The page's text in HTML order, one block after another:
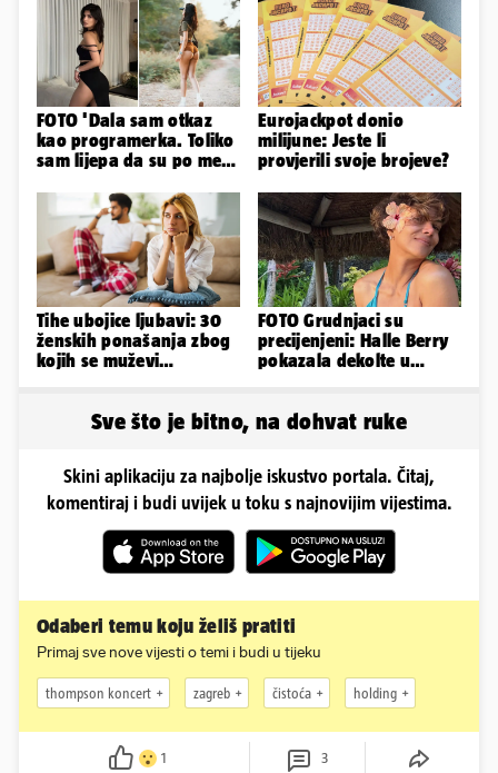
FOTO 'Dala sam otkaz
kao programerka. Toliko
sam lijepa da su po meni
Eurojackpot donio
milijune: Jeste li
provjerili svoje brojeve?
Tihe ubojice ljubavi: 30
ženskih ponašanja zbog
kojih se muževi
FOTO Grudnjaci su
precijenjeni: Halle Berry
pokazala dekolte u
Sve što je bitno, na dohvat ruke
Skini aplikaciju za najbolje iskustvo portala. Čitaj,
komentiraj i budi uvijek u toku s najnovijim vijestima.
Odaberi temu koju želiš pratiti
Primaj sve nove vijesti o temi i budi u tijeku
thompson koncert zagreb čistoća holding
1 3